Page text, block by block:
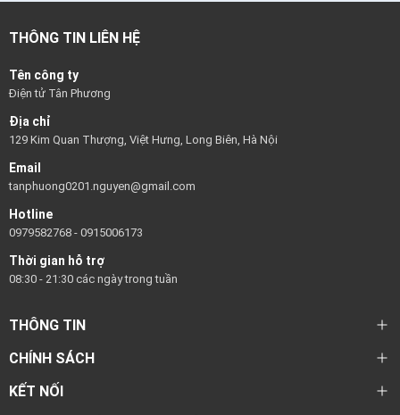
THÔNG TIN LIÊN HỆ
Tên công ty
Điện tử Tân Phương
Địa chỉ
129 Kim Quan Thượng, Việt Hưng, Long Biên, Hà Nội
Email
tanphuong0201.nguyen@gmail.com
Hotline
0979582768 - 0915006173
Thời gian hỗ trợ
08:30 - 21:30 các ngày trong tuần
THÔNG TIN
CHÍNH SÁCH
KẾT NỐI